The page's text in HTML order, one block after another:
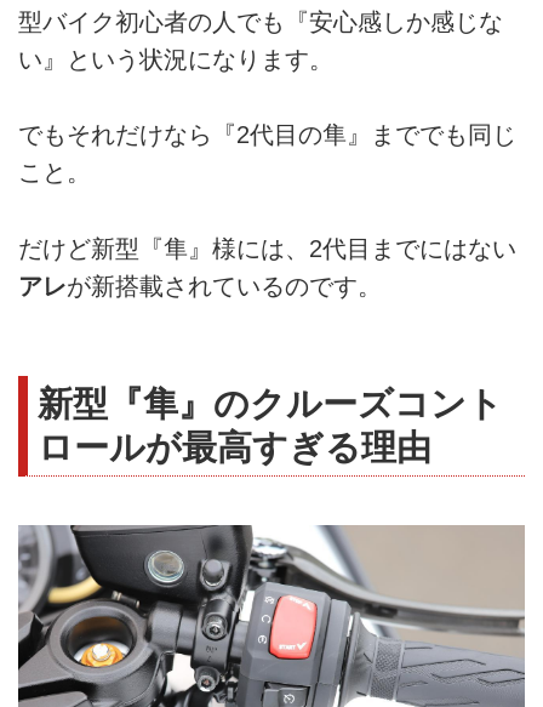
型バイク初心者の人でも『安心感しか感じな
い』という状況になります。
でもそれだけなら『2代目の隼』まででも同じ
こと。
だけど新型『隼』様には、2代目までにはない
アレが新搭載されているのです。
新型『隼』のクルーズコント
ロールが最高すぎる理由